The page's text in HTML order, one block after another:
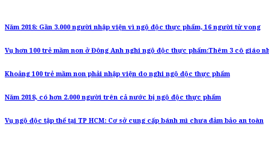
Năm 2018: Gần 3.000 người nhập viện vì ngộ độc thực phẩm, 16 người tử vong
Vụ hơn 100 trẻ mầm non ở Đông Anh nghi ngộ độc thực phẩm:Thêm 3 cô giáo
Khoảng 100 trẻ mầm non phải nhập viện do nghi ngộ độc thực phẩm
Năm 2018, có hơn 2.000 người trên cả nước bị ngộ độc thực phẩm
Vụ ngộ độc tập thể tại TP HCM: Cơ sở cung cấp bánh mì chưa đảm bảo an toàn